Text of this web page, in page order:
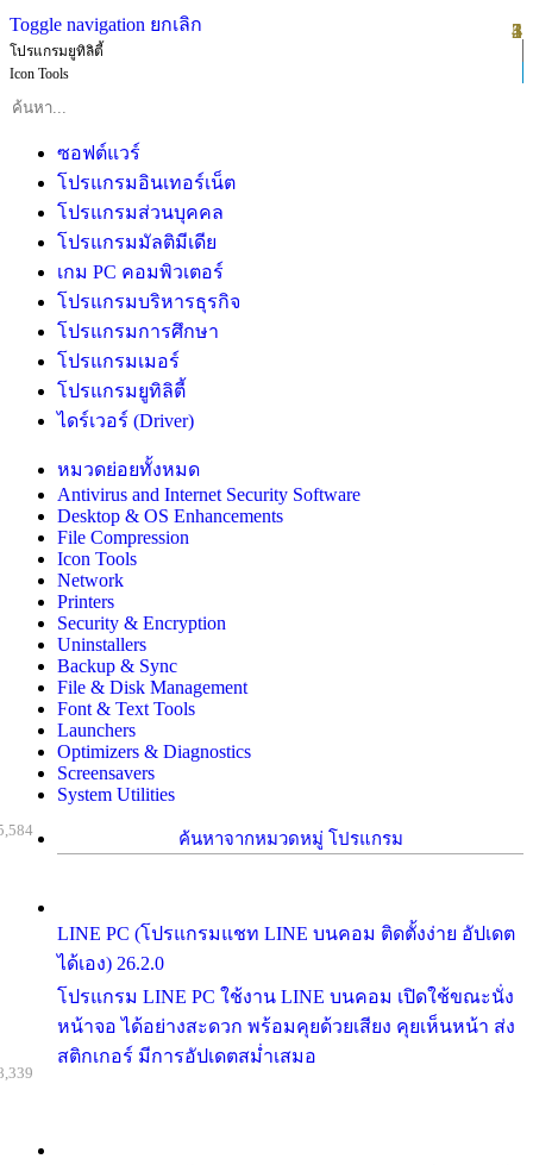
Toggle navigation ยกเลิก
โปรแกรมยูทิลิตี้
Icon Tools
ซอฟต์แวร์
โปรแกรมอินเทอร์เน็ต
โปรแกรมส่วนบุคคล
โปรแกรมมัลติมีเดีย
เกม PC คอมพิวเตอร์
โปรแกรมบริหารธุรกิจ
โปรแกรมการศึกษา
โปรแกรมเมอร์
โปรแกรมยูทิลิตี้
ไดร์เวอร์ (Driver)
หมวดย่อยทั้งหมด
Antivirus and Internet Security Software
Desktop & OS Enhancements
File Compression
Icon Tools
Network
Printers
Security & Encryption
Uninstallers
Backup & Sync
File & Disk Management
Font & Text Tools
Launchers
Optimizers & Diagnostics
Screensavers
System Utilities
ค้นหาจากหมวดหมู่ โปรแกรม
LINE PC (โปรแกรมแชท LINE บนคอม ติดตั้งง่าย อัปเดต
ได้เอง) 26.2.0
โปรแกรม LINE PC ใช้งาน LINE บนคอม เปิดใช้ขณะนั่ง
หน้าจอ ได้อย่างสะดวก พร้อมคุยด้วยเสียง คุยเห็นหน้า ส่ง
สติกเกอร์ มีการอัปเดตสม่ำเสมอ
1
2
3
4
5